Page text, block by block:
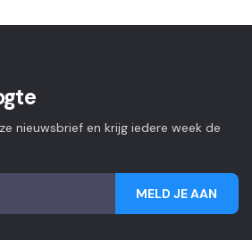
nieuwsbrief en krijg iedere week de
MELD JE AAN